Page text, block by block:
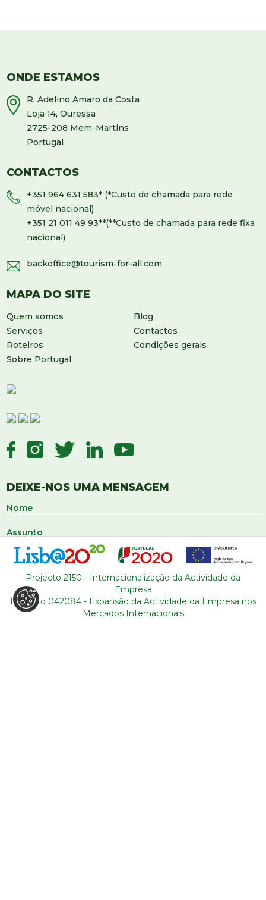
ONDE ESTAMOS
R. Adelino Amaro da Costa
Loja 14, Ouressa
2725-208 Mem-Martins
Portugal
CONTACTOS
+351 964 631 583* (*Custo de chamada para rede
móvel nacional)
+351 21 011 49 93**(**Custo de chamada para rede fixa
nacional)
backoffice@tourism-for-all.com
MAPA DO SITE
Quem somos
Serviços
Roteiros
Sobre Portugal
Blog
Contactos
Condições gerais
DEIXE-NOS UMA MENSAGEM
Projecto 2150 - Internacionalização da Actividade da
Empresa
Projecto 042084 - Expansão da Actividade da Empresa nos
Mercados Internacionais